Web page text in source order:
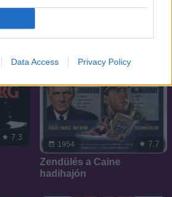
Data Access Privacy Policy
7.3
1954 7.7
Zendülés a Caine
hadihajón